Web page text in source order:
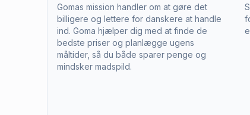
Gomas mission handler om at gøre det
billigere og lettere for danskere at handle
ind. Goma hjælper dig med at finde de
bedste priser og planlægge ugens
måltider, så du både sparer penge og
mindsker madspild.